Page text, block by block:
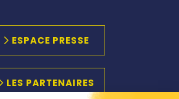
ESPACE PRESSE
LES PARTENAIRES